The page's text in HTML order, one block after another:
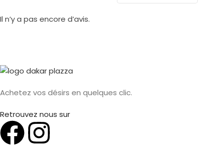
Il n’y a pas encore d’avis.
Achetez vos désirs en quelques clic.
Retrouvez nous sur